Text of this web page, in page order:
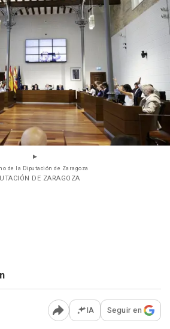
de la Diputación de Zaragoza
DE ZARAGOZA
Abrir opciones para
IA Seguir en